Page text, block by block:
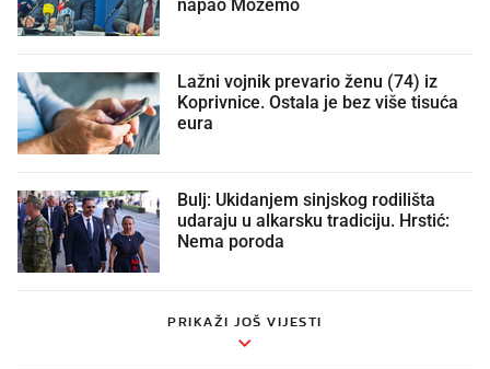
napao Možemo
Lažni vojnik prevario ženu (74) iz
Koprivnice. Ostala je bez više tisuća
eura
Bulj: Ukidanjem sinjskog rodilišta
udaraju u alkarsku tradiciju. Hrstić:
Nema poroda
PRIKAŽI JOŠ VIJESTI